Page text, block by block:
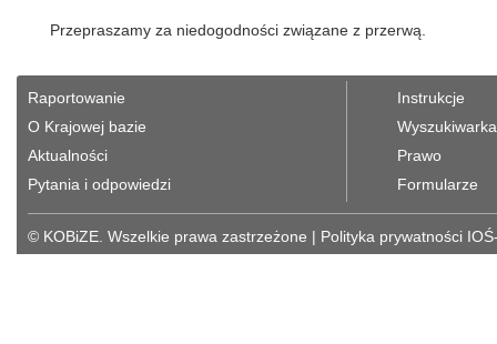
Przepraszamy za niedogodności związane z przerwą.
Raportowanie
O Krajowej bazie
Aktualności
Pytania i odpowiedzi
Instrukcje
Prawo
Formularze
© KOBiZE. Wszelkie prawa zastrzeżone | Polityka prywatności